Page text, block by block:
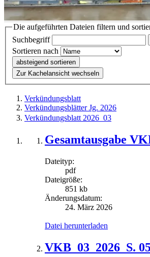
Die aufgeführten Dateien filtern und
Suchbegriff
Sortieren nach
absteigend sortieren
Zur Kachelansicht wechseln
Verkündungsblatt
Verkündungsblätter Jg. 2026
Verkündungsblatt 2026_03
Gesamtausgabe
Dateityp:
pdf
Dateigröße:
851 kb
Änderungsdatum:
24. März 2026
Datei herunterladen
VKB_03_2026_S.